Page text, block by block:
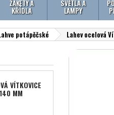
ŽAKETY A
KŘÍDLA
SVĚTLA A
LAMPY
potápěčské Lahev ocelová
VÍTKOVICE
MM